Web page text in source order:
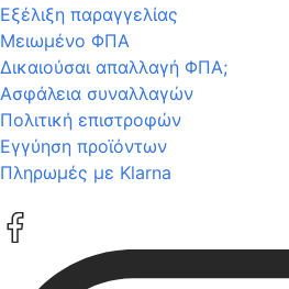
Εξέλιξη παραγγελίας
Μειωμένο ΦΠΑ
Δικαιούσαι απαλλαγή ΦΠΑ;
Ασφάλεια συναλλαγών
Πολιτική επιστροφών
Εγγύηση προϊόντων
Πληρωμές με Klarna